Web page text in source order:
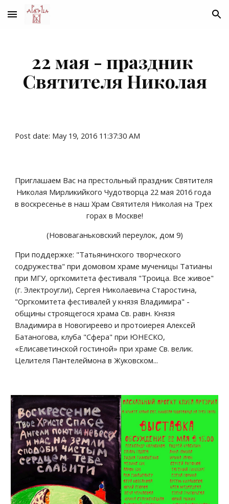
Skip to main content Skip to navigation
22 мая - праздник
Святителя Николая
Post date: May 19, 2016 11:37:30 AM
Приглашаем Вас на престольный праздник Святителя
Николая Мирликийкого Чудотворца 22 мая 2016 года
в воскресенье в наш Храм Святителя Николая на Трех
горах в Москве!
(Нововаганьковский переулок, дом 9)
При поддержке: "Татьянинского творческого
содружества" при домовом храме мученицы Татианы
при МГУ, оргкомитета фестиваля "Троица. Все живое"
(г. Электроугли), Сергея Николаевича Старостина,
"Оргкомитета фестивалей у князя Владимира" -
общины строящегося храма Св. равн. Князя
Владимира в Новогиреево и протоиерея Алексей
Батаногова, клуба "Сфера" при ЮНЕСКО,
«Елисаветинской гостиной» при храме Св. велик.
Целителя Пантелеймона в Жуковском...